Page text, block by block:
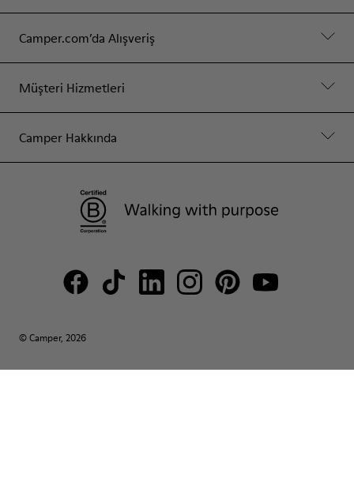
Camper.com’da Alışveriş
Müşteri Hizmetleri
Camper Hakkında
© Camper, 2026